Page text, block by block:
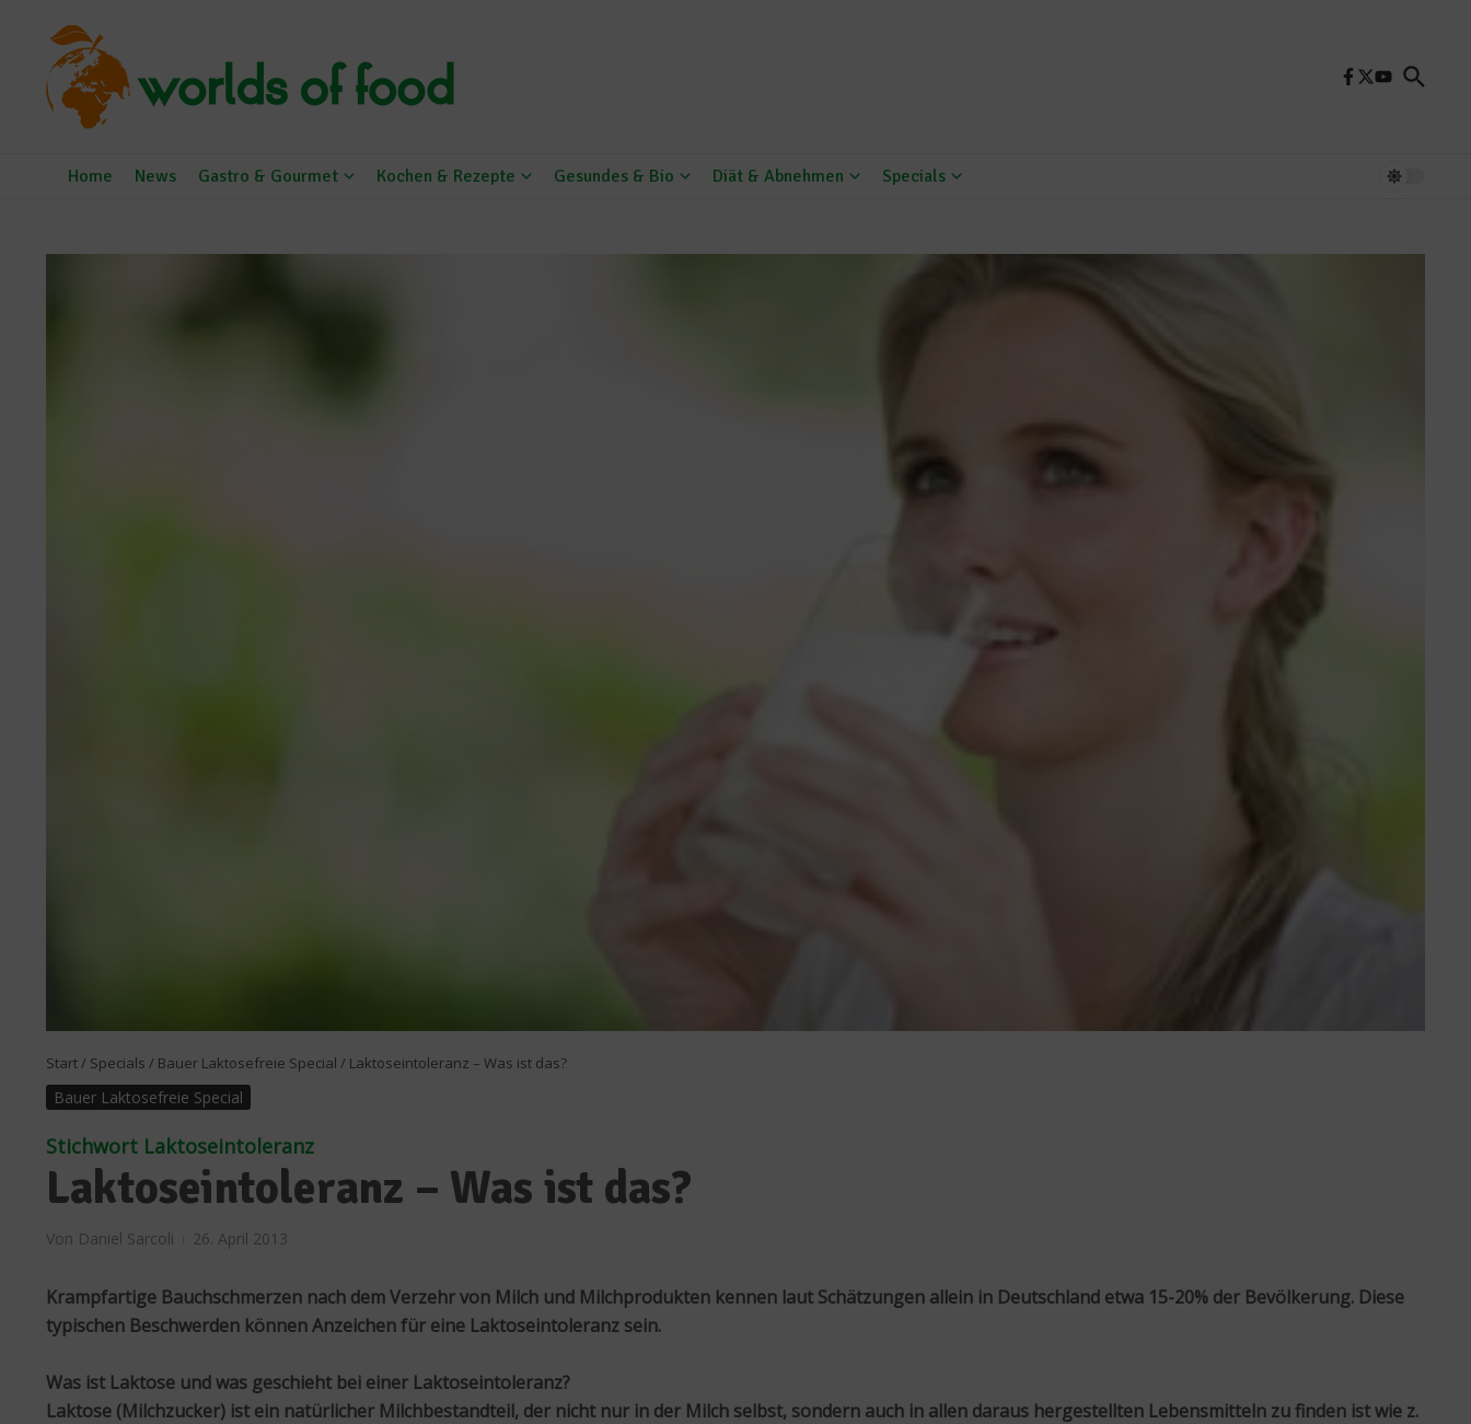
Home News Gastro & Gourmet Kochen & Rezepte Gesundes & Bio Diät & Abnehmen Specials
Start/ Specials / Bauer Laktosefreie Special / Laktoseintoleranz – Was ist das?
Bauer Laktosefreie Special
Stichwort Laktoseintoleranz
Laktoseintoleranz – Was ist das?
Von Daniel Sarcoli 26. April 2013
Krampfartige Bauchschmerzen nach dem Verzehr von Milch und Milchprodukten kennen laut Schätzungen allein in Deutschland etwa 15-20% der Bevölkerung. Diese
typischen Beschwerden können Anzeichen für eine Laktoseintoleranz sein.
Was ist Laktose und was geschieht bei einer Laktoseintoleranz?
Laktose (Milchzucker) ist ein natürlicher Milchbestandteil, der nicht nur in der Milch selbst, sondern auch in allen daraus hergestellten Lebensmitteln zu finden ist wie z.